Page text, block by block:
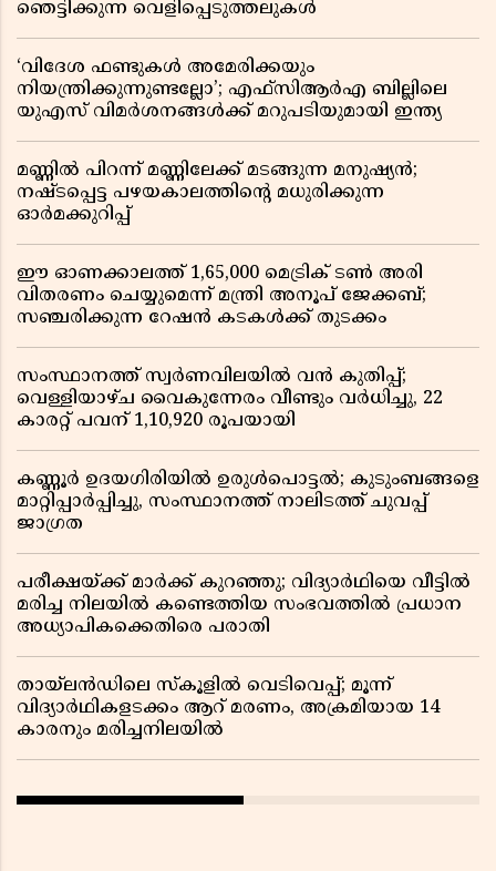
ഞെട്ടിക്കുന്ന വെളിപ്പെടുത്തലുകൾ
‘വിദേശ ഫണ്ടുകൾ അമേരിക്കയും
നിയന്ത്രിക്കുന്നുണ്ടല്ലോ’; എഫ്സിആർഎ ബില്ലിലെ
യുഎസ് വിമർശനങ്ങൾക്ക് മറുപടിയുമായി ഇന്ത്യ
മണ്ണിൽ പിറന്ന് മണ്ണിലേക്ക് മടങ്ങുന്ന മനുഷ്യൻ;
നഷ്ടപ്പെട്ട പഴയകാലത്തിൻ്റെ മധുരിക്കുന്ന
ഓർമക്കുറിപ്പ്
ഈ ഓണക്കാലത്ത് 1,65,000 മെട്രിക് ടൺ അരി
വിതരണം ചെയ്യുമെന്ന് മന്ത്രി അനൂപ് ജേക്കബ്;
സഞ്ചരിക്കുന്ന റേഷൻ കടകൾക്ക് തുടക്കം
സംസ്ഥാനത്ത് സ്വർണവിലയിൽ വൻ കുതിപ്പ്;
വെള്ളിയാഴ്ച വൈകുന്നേരം വീണ്ടും വർധിച്ചു, 22
കാരറ്റ് പവന് 1,10,920 രൂപയായി
കണ്ണൂർ ഉദയഗിരിയിൽ ഉരുൾപൊട്ടൽ; കുടുംബങ്ങളെ
മാറ്റിപ്പാർപ്പിച്ചു, സംസ്ഥാനത്ത് നാലിടത്ത് ചുവപ്പ്
ജാഗ്രത
പരീക്ഷയ്ക്ക് മാർക്ക് കുറഞ്ഞു; വിദ്യാർഥിയെ വീട്ടിൽ
മരിച്ച നിലയിൽ കണ്ടെത്തിയ സംഭവത്തിൽ പ്രധാന
അധ്യാപികക്കെതിരെ പരാതി
തായ്‌ലൻഡിലെ സ്‌കൂളിൽ വെടിവെപ്പ്; മൂന്ന്
വിദ്യാർഥികളടക്കം ആറ് മരണം, അക്രമിയായ 14
കാരനും മരിച്ചനിലയിൽ